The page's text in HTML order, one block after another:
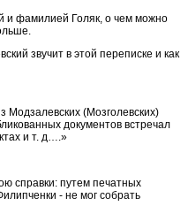
и фамилией Голяк, о чем можно
звучит в этой переписке и как
Модзалевских (Мозголевских)
документов встречал
и т. д….»
справки: путем печатных
- не мог собрать